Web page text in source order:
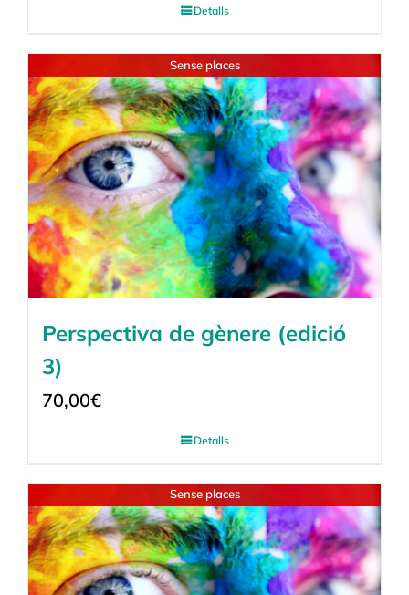
Detalls
Sense places
Perspectiva de gènere (edició
3)
70,00€
Detalls
Sense places